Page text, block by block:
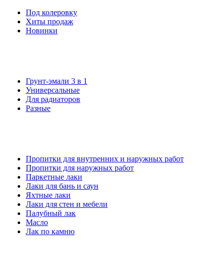
Под колеровку
Хиты продаж
Новинки
Грунт-эмали 3 в 1
Универсальные
Для радиаторов
Разные
Пропитки для внутренних и наружных работ
Пропитки для наружных работ
Паркетные лаки
Лаки для бань и саун
Яхтные лаки
Лаки для стен и мебели
Палубный лак
Масло
Лак по камню